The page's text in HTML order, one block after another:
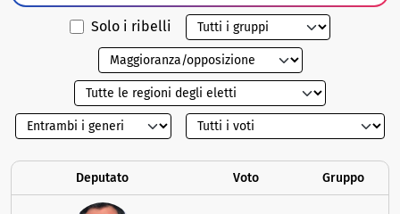
Solo i ribelli
Deputato Voto Gruppo